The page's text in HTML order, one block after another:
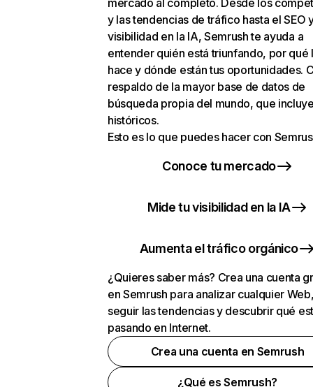
mercado al completo. Desde los
y las tendencias de tráfico hasta el SEO
visibilidad en la IA, Semrush te ayuda a
entender quién está triunfando, por qué
hace y dónde están tus oportunidades.
respaldo de la mayor base de datos de
búsqueda propia del mundo, que
históricos.
Esto es lo que puedes hacer con
Conoce tu mercado
Mide tu visibilidad en la IA
Aumenta el tráfico orgánico
¿Quieres saber más? Crea una cuenta
en Semrush para analizar cualquier
seguir las tendencias y descubrir qué
pasando en Internet.
Crea una cuenta en Semrush
¿Qué es Semrush?